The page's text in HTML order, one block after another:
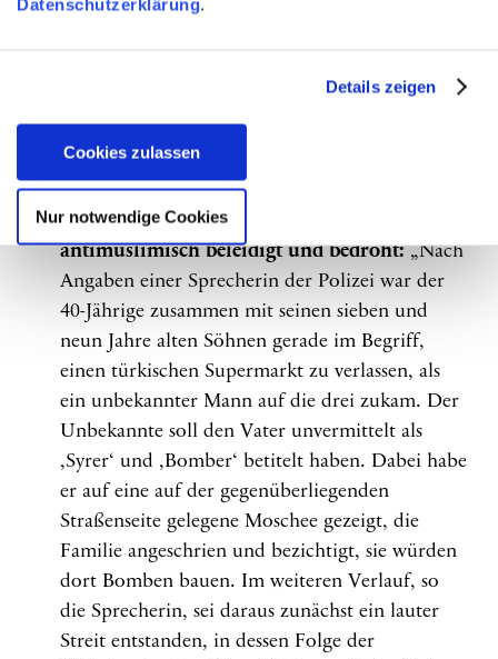
Datenschutzerklärung.
Details zeigen
Cookies zulassen
Nur notwendige Cookies
Imbisse betroffen.
Antimuslimische Vorfälle – Beispiele aus der
Jahresbilanz 2023:
Bremen, 20.02.2023: Kind geschlagen, Familie
antimuslimisch beleidigt und bedroht: „Nach
Angaben einer Sprecherin der Polizei war der
40-Jährige zusammen mit seinen sieben und
neun Jahre alten Söhnen gerade im Begriff,
einen türkischen Supermarkt zu verlassen, als
ein unbekannter Mann auf die drei zukam. Der
Unbekannte soll den Vater unvermittelt als
,Syrer‘ und ,Bomber‘ betitelt haben. Dabei habe
er auf eine auf der gegenüberliegenden
Straßenseite gelegene Moschee gezeigt, die
Familie angeschrien und bezichtigt, sie würden
dort Bomben bauen. Im weiteren Verlauf, so
die Sprecherin, sei daraus zunächst ein lauter
Streit entstanden, in dessen Folge der